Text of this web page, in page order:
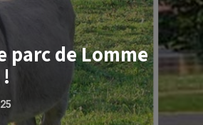
parc de Lomme